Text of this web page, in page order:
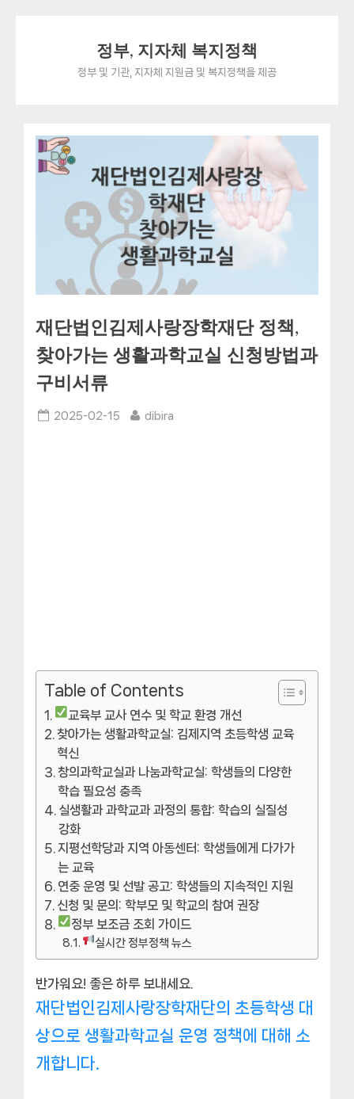
정부, 지자체 복지정책
정부 및 기관, 지자체 지원금 및 복지정책을 제공
재단법인김제사랑장학재단 정책,
찾아가는 생활과학교실 신청방법과
구비서류
Posted
2025-02-15 By
dibira
Table of Contents
교육부 교사 연수 및 학교 환경 개선
찾아가는 생활과학교실: 김제지역 초등학생 교육
혁신
창의과학교실과 나눔과학교실: 학생들의 다양한
학습 필요성 충족
실생활과 과학교과 과정의 통합: 학습의 실질성
강화
지평선학당과 지역 아동센터: 학생들에게 다가가
는 교육
연중 운영 및 선발 공고: 학생들의 지속적인 지원
신청 및 문의: 학부모 및 학교의 참여 권장
정부 보조금 조회 가이드
실시간 정부정책 뉴스
반가워요! 좋은 하루 보내세요.
재단법인김제사랑장학재단의 초등학생 대
상으로 생활과학교실 운영 정책에 대해 소
개합니다.